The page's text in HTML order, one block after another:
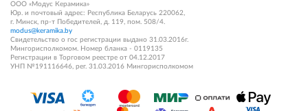
ООО «Модус Керамика»
Юр. и почтовый адрес: Республика Беларусь 220062,
г. Минск, пр-т Победителей, д. 119, пом. 508/4.
modus@keramika.by
Свидетельство о гос регистрации выдано 31.03.2016г.
Мингорисполкомом. Номер бланка - 0119135
Регистрации в Торговом реестре от 04.12.2017
УНП №191116646, рег. 31.03.2016 Мингорисполкомом